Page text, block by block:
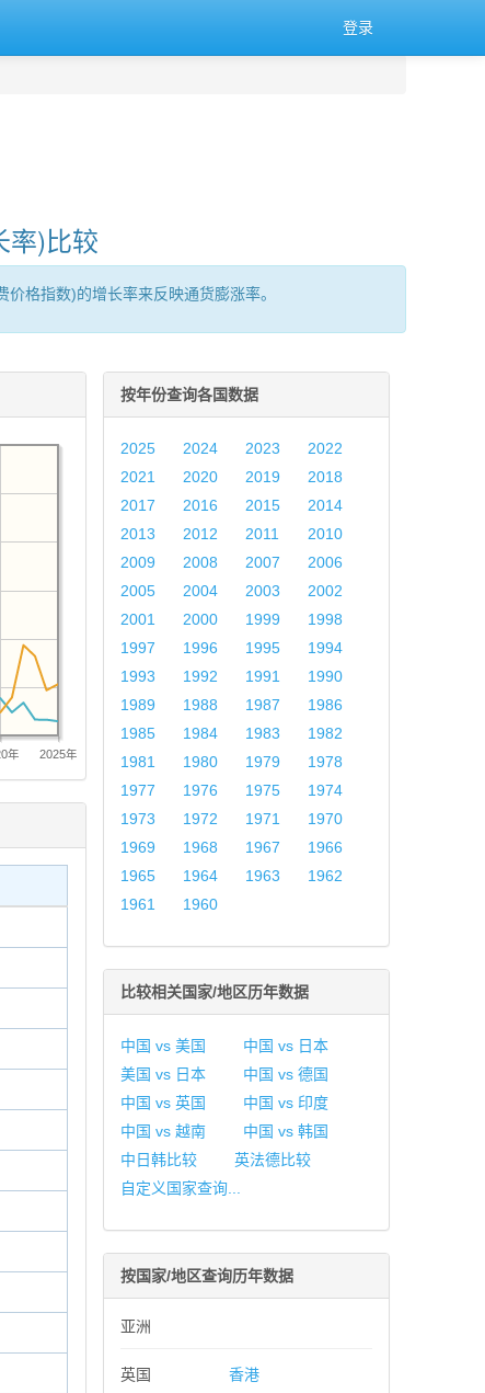
登录
率)比较
格指数)的增长率来反映通货膨涨率。
年 2025年
按年份查询各国数据
2025 2024 2023
2022
2021
2020 2019
2018
2017
2016 2015
2014
2013
2012 2011
2010
2009
2008 2007
2006
2005
2004 2003
2002
2001
2000 1999
1998
1997
1996 1995
1994
1993
1992 1991
1990
1989
1988 1987
1986
1985
1984 1983
1982
1981
1980 1979
1978
1977
1976 1975
1974
1973
1972 1971
1970
1969
1968 1967
1966
1965
1964 1963
1962
1961
1960
比较相关国家/地区历年数据
中国 vs 美国
中国 vs 日本
美国 vs 日本
中国 vs 德国
中国 vs 英国
中国 vs 印度
中国 vs 越南
中国 vs 韩国
中日韩比较
英法德比较
自定义国家查询...
按国家/地区查询历年数据
亚洲
英国
香港